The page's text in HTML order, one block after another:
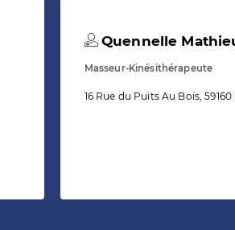
Quennelle
Masseur-Kinésithérapeute
16 Rue du Puits Au Bois, 59160